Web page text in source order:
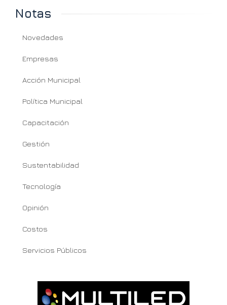
Notas
Novedades
Empresas
Acción Municipal
Política Municipal
Capacitación
Gestión
Sustentabilidad
Tecnología
Opinión
Costos
Servicios Públicos